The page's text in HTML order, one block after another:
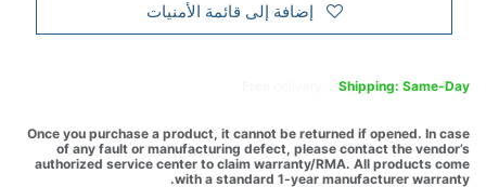
إضافة إلى قائمة الأمنيات
Shipping: Same-Day
Once you purchase a product, it cannot be returned if opened. In case
of any fault or manufacturing defect, please contact the vendor’s
authorized service center to claim warranty/RMA. All products come
with a standard 1-year manufacturer warranty.